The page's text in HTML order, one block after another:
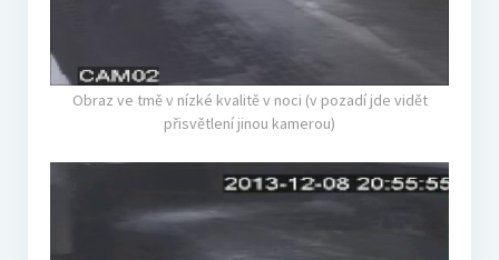
Obraz ve tmě v nízké kvalitě v noci (v pozadí jde vidět
přisvětlení jinou kamerou)